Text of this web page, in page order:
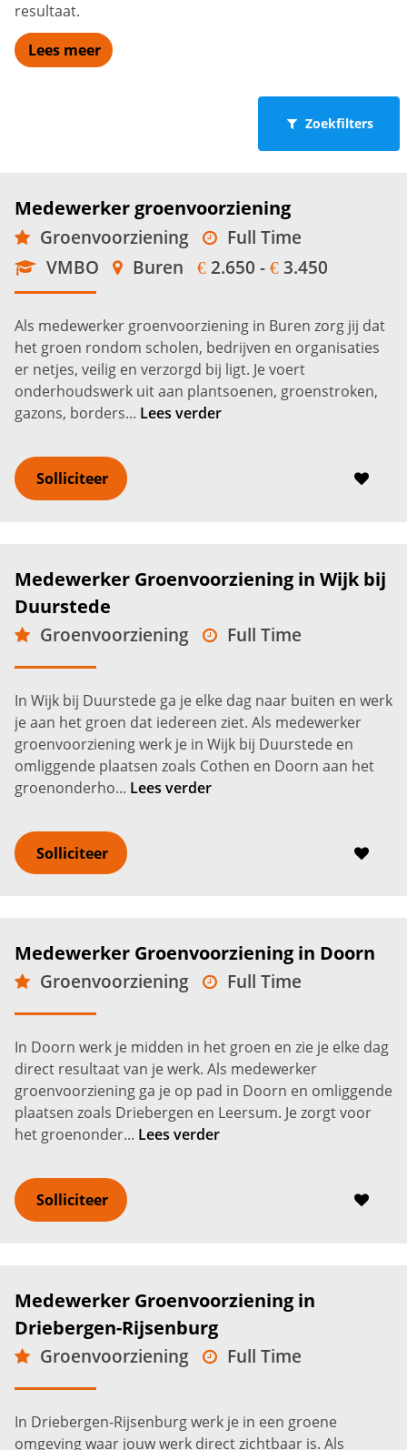
resultaat.
Lees meer
Zoekfilters
Medewerker groenvoorziening
Groenvoorziening
Full Time
VMBO
Buren € 2.650 - € 3.450
Als medewerker groenvoorziening in Buren zorg jij dat
het groen rondom scholen, bedrijven en organisaties
er netjes, veilig en verzorgd bij ligt. Je voert
onderhoudswerk uit aan plantsoenen, groenstroken,
gazons, borders... Lees verder
Solliciteer
Medewerker Groenvoorziening in Wijk bij
Duurstede
Groenvoorziening
Full Time
MBO
€ 2.600 -€ 3.200
In Wijk bij Duurstede ga je elke dag naar buiten en werk
je aan het groen dat iedereen ziet. Als medewerker
groenvoorziening werk je in Wijk bij Duurstede en
omliggende plaatsen zoals Cothen en Doorn aan het
groenonderho... Lees verder
Solliciteer
Medewerker Groenvoorziening in Doorn
Groenvoorziening
Full Time
MBO
In Doorn werk je midden in het groen en zie je elke dag
direct resultaat van je werk. Als medewerker
groenvoorziening ga je op pad in Doorn en omliggende
plaatsen zoals Driebergen en Leersum. Je zorgt voor
het groenonder... Lees verder
Solliciteer
Medewerker Groenvoorziening in
Driebergen-Rijsenburg
Groenvoorziening
Full Time
Driebergen-Rijsenburg
In Driebergen-Rijsenburg werk je in een groene
omgeving waar jouw werk direct zichtbaar is. Als